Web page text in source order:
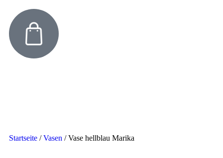
Startseite /Vasen /Vase hellblau Marika ​